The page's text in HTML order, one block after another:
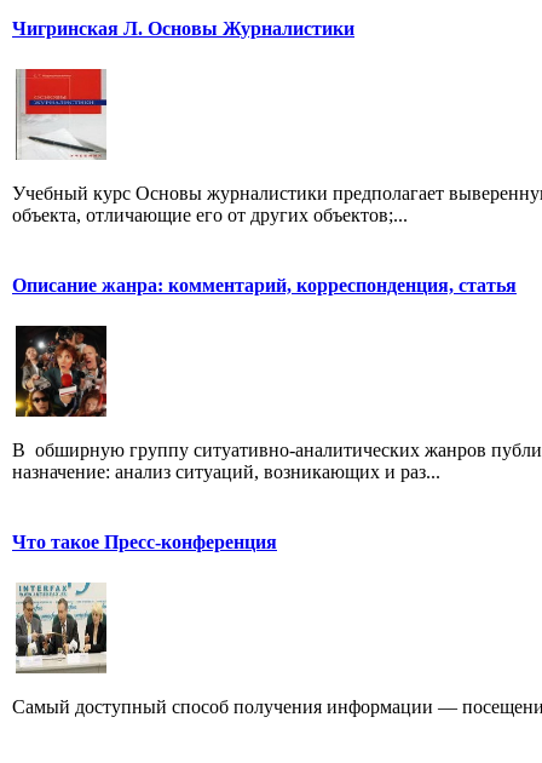
Чигринская Л. Основы Журналистики
Учебный курс Основы журналистики предполагает
объекта, отличающие его от других объектов;...
Описание жанра: комментарий, корреспонденция, статья
В обширную группу ситуативно-аналитических жанров
назначение: анализ ситуаций, возникающих и раз...
Что такое Пресс-конференция
Самый доступный способ получения информации —